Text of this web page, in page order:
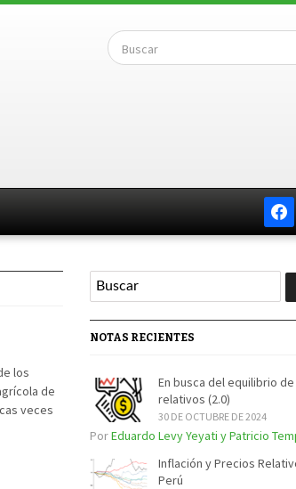
los
de
veces
NOTAS RECIENTES
En busca del equilibrio
relativos (2.0)
30 DE OCTUBRE DE 2024
PorEduardo Levy Yeyati y Patricio
Inflación y Precios
Perú